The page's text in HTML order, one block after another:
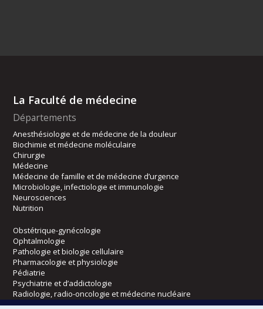
La Faculté de médecine
Départements
Anesthésiologie et de médecine de la douleur
Biochimie et médecine moléculaire
Chirurgie
Médecine
Médecine de famille et de médecine d’urgence
Microbiologie, infectiologie et immunologie
Neurosciences
Nutrition
Obstétrique-gynécologie
Ophtalmologie
Pathologie et biologie cellulaire
Pharmacologie et physiologie
Pédiatrie
Psychiatrie et d’addictologie
Radiologie, radio-oncologie et médecine nucléaire